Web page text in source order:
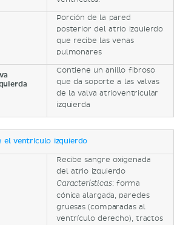
Porción de la pared
posterior del atrio izquierdo
que recibe las venas
pulmonares
Contiene un anillo fibroso
que da soporte a las valvas
de la valva atrioventricular
izquierda
el ventrículo izquierdo
Recibe sangre oxigenada
del atrio izquierdo
Características: forma
cónica alargada, paredes
gruesas (comparadas al
ventrículo derecho), tractos